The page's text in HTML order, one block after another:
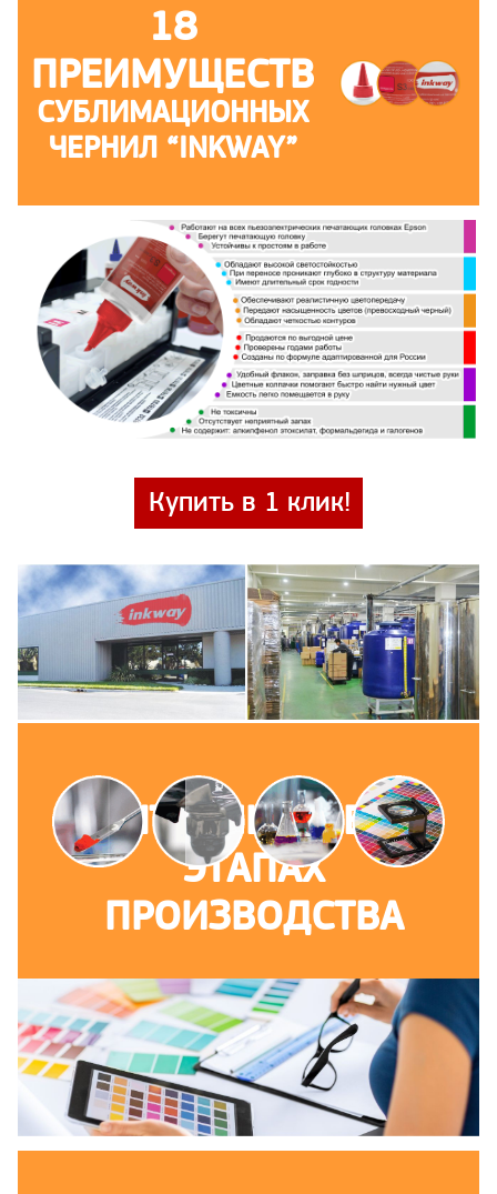
18
ПРЕИМУЩЕСТВ
СУБЛИМАЦИОННЫХ
ЧЕРНИЛ “INKWAY”
Купить в 1 клик!
КОНТРОЛЬ НА ВСЕХ
ЭТАПАХ
ПРОИЗВОДСТВА